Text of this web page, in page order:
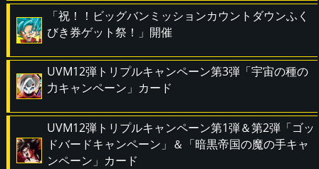
「祝！！ビッグバンミッションカウントダウンふく
びき券ゲット祭！」開催
UVM12弾トリプルキャンペーン第3弾「宇宙の種の
力キャンペーン」カード
UVM12弾トリプルキャンペーン第1弾＆第2弾「ゴッ
ドバードキャンペーン」＆「暗黒帝国の魔の手キャ
ンペーン」カード